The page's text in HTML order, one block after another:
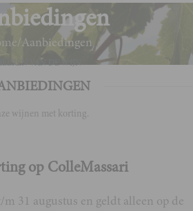
Aanbiedingen
VAN DE WIJN
wijnen met korting.
op ColleMassari
31 augustus en geldt alleen op de